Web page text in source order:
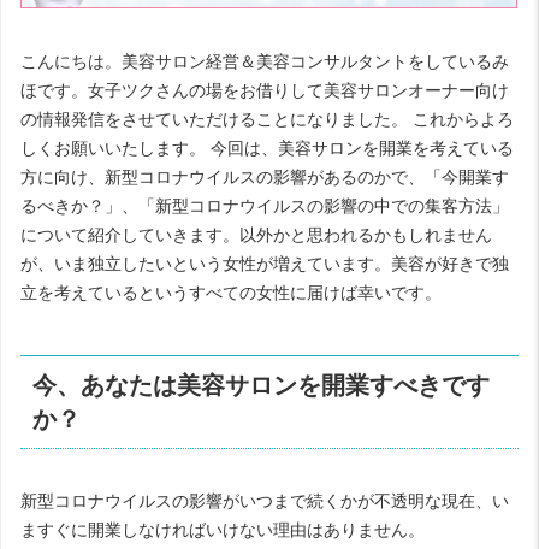
こんにちは。美容サロン経営＆美容コンサルタントをしているみ
ほです。女子ツクさんの場をお借りして美容サロンオーナー向け
の情報発信をさせていただけることになりました。 これからよろ
しくお願いいたします。 今回は、美容サロンを開業を考えている
方に向け、新型コロナウイルスの影響があるのかで、「今開業す
るべきか？」、「新型コロナウイルスの影響の中での集客方法」
について紹介していきます。以外かと思われるかもしれません
が、いま独立したいという女性が増えています。美容が好きで独
立を考えているというすべての女性に届けば幸いです。
今、あなたは美容サロンを開業すべきです
か？
新型コロナウイルスの影響がいつまで続くかが不透明な現在、い
ますぐに開業しなければいけない理由はありません。